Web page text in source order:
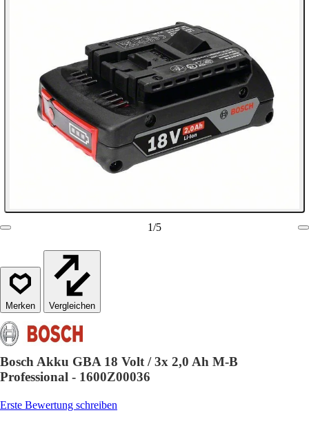
1/5
Vergleichen
Bosch Akku GBA 18 Volt / 3x 2,0 Ah M-B
Professional - 1600Z00036
Erste Bewertung schreiben